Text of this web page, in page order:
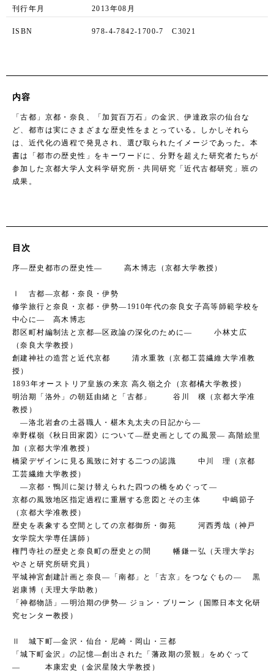
刊行年月 2013年08月
ISBN 978-4-7842-1700-7 C3021
内容
「古都」京都・奈良、「加賀百万石」の金沢、伊達政宗の仙台な
ど、都市は実にさまざまな歴史性をまとっている。しかしそれら
は、近代化の過程で発見され、選び取られたイメージであった。本
書は「都市の歴史性」をキーワードに、分野を超えた研究者たちが
参加した京都大学人文科学研究所・共同研究「近代古都研究」班の
成果。
目次
序―歴史都市の歴史性― 高木博志（京都大学教授）
Ⅰ 古都―京都・奈良・伊勢
修学旅行と奈良・京都・伊勢―1910年代の奈良女子高等師範学校を
中心に― 高木博志
郡区町村編制法と京都―区政論の深化のために― 小林丈広
（奈良大学教授）
創建神社の造営と近代京都 清水重敦（京都工芸繊維大学准教
授）
1893年オーストリア皇族の来京 高久嶺之介（京都橘大学教授）
明治期「洛外」の朝廷由緒と「古都」 谷川 穣（京都大学准
教授）
―洛北岩倉の土器職人・椹木丸太夫の日記から―
幸野楳嶺《秋日田家図》について―歴史画としての風景― 高階絵里
加（京都大学准教授）
橋梁デザインに見る風致に対する二つの認識 中川 理（京都
工芸繊維大学教授）
―京都・鴨川に架け替えられた四つの橋をめぐって―
京都の風致地区指定過程に重層する意図とその主体 中嶋節子
（京都大学准教授）
歴史を表象する空間としての京都御所・御苑 河西秀哉（神戸
女学院大学専任講師）
権門寺社の歴史と奈良町の歴史との間 幡鎌一弘（天理大学お
やさと研究所研究員）
平城神宮創建計画と奈良―「南都」と「古京」をつなぐもの― 黒
岩康博（天理大学助教）
「神都物語」―明治期の伊勢― ジョン・ブリーン（国際日本文化研
究センター教授）
Ⅱ 城下町―金沢・仙台・尼崎・岡山・三都
「城下町金沢」の記憶―創出された「藩政期の景観」をめぐって
― 本康宏史（金沢星陵大学教授）